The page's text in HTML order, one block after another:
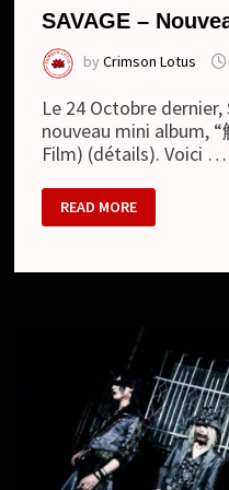
SAVAGE –
byCrimson Lotus
Le 24 Octobre dernier,
nouveau mini album,
Film) (détails). Voici …
SAVAGE
–
NOUVEAU
READ MORE